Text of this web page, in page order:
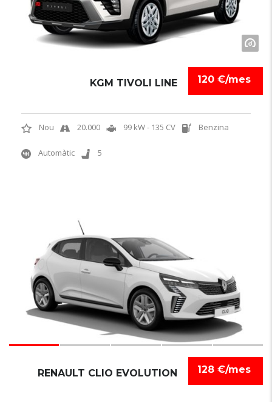
120 €/mes
KGM TIVOLI LINE
Nou 20.000 99 kW - 135 CV Benzina
Automàtic 5
128 €/mes
RENAULT CLIO EVOLUTION